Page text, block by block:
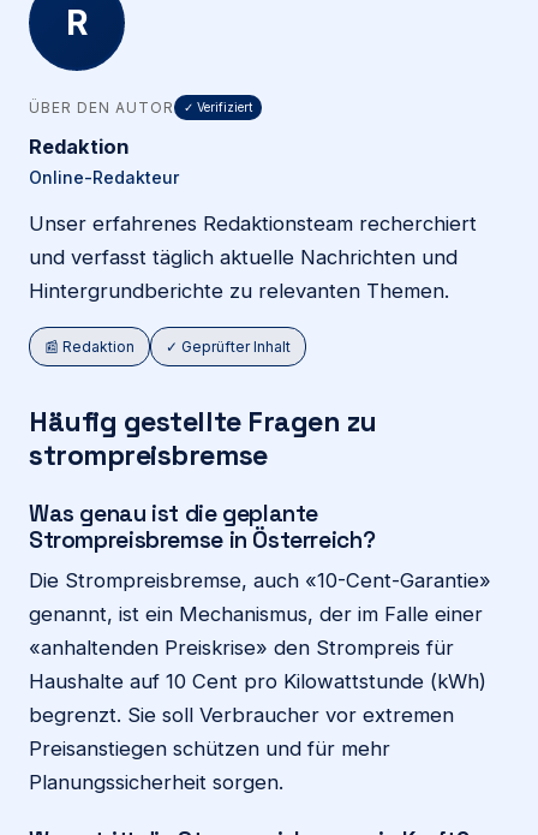
R
ÜBER DEN AUTOR ✓ Verifiziert
Redaktion
Online-Redakteur
Unser erfahrenes Redaktionsteam recherchiert
und verfasst täglich aktuelle Nachrichten und
Hintergrundberichte zu relevanten Themen.
📰 Redaktion ✓ Geprüfter Inhalt
Häufig gestellte Fragen zu
strompreisbremse
Was genau ist die geplante
Strompreisbremse in Österreich?
Die Strompreisbremse, auch «10-Cent-Garantie»
genannt, ist ein Mechanismus, der im Falle einer
«anhaltenden Preiskrise» den Strompreis für
Haushalte auf 10 Cent pro Kilowattstunde (kWh)
begrenzt. Sie soll Verbraucher vor extremen
Preisanstiegen schützen und für mehr
Planungssicherheit sorgen.